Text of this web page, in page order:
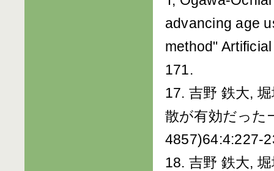
advancing age
method"
171.
17. 吉野 鉄大,
散が有効だっ
4857)64:4:227-
18. 吉野 鉄大,